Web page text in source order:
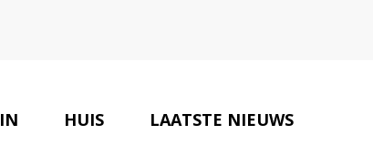
HUIS LAATSTE NIEUWS